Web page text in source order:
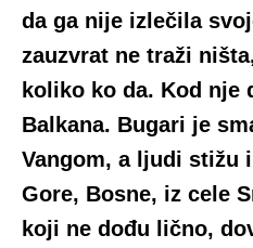
da ga nije izlečila
zauzvrat ne traži
koliko ko da. Kod nje
Balkana. Bugari je
Vangom, a ljudi stižu
Gore, Bosne, iz cele
koji ne dođu lično,